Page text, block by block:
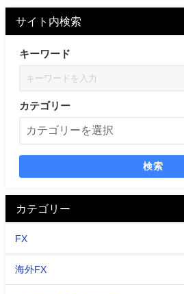
サイト内検索
キーワード
カテゴリー
検索
カテゴリー
FX
海外FX